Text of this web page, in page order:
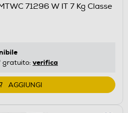
71296 W IT 7 Kg Classe
gratuito: verifica
AGGIUNGI